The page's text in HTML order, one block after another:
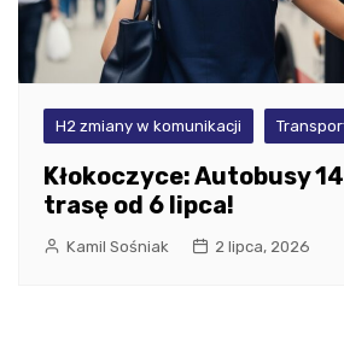
H2 zmiany w komunikacji
Kłokoczyce: Autobusy
trasę od 6 lipca!
Kamil Sośniak 2 lipca, 2026